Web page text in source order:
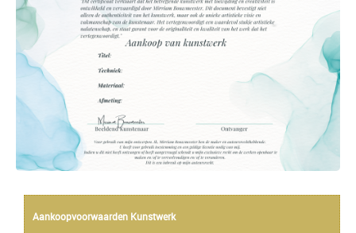
Aankoopvoorwaarden Kunstwerk